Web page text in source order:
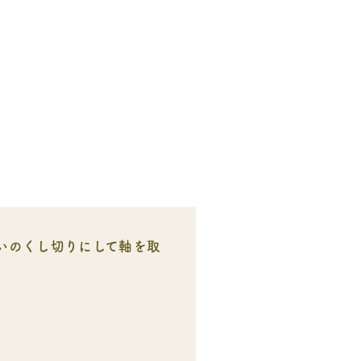
くし切りにして軸を取